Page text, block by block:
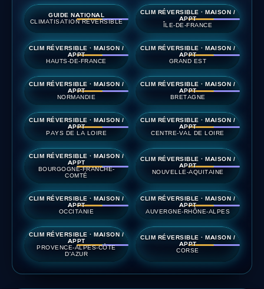
GUIDE NATIONAL
CLIMATISATION RÉVERSIBLE
CLIM RÉVERSIBLE · MAISON /
APPT
ÎLE-DE-FRANCE
CLIM RÉVERSIBLE · MAISON /
APPT
HAUTS-DE-FRANCE
CLIM RÉVERSIBLE · MAISON /
APPT
GRAND EST
CLIM RÉVERSIBLE · MAISON /
APPT
NORMANDIE
CLIM RÉVERSIBLE · MAISON /
APPT
BRETAGNE
CLIM RÉVERSIBLE · MAISON /
APPT
PAYS DE LA LOIRE
CLIM RÉVERSIBLE · MAISON /
APPT
CENTRE-VAL DE LOIRE
CLIM RÉVERSIBLE · MAISON /
APPT
BOURGOGNE-FRANCHE-
COMTÉ
CLIM RÉVERSIBLE · MAISON /
APPT
NOUVELLE-AQUITAINE
CLIM RÉVERSIBLE · MAISON /
APPT
OCCITANIE
CLIM RÉVERSIBLE · MAISON /
APPT
AUVERGNE-RHÔNE-ALPES
CLIM RÉVERSIBLE · MAISON /
APPT
PROVENCE-ALPES-CÔTE
D'AZUR
CLIM RÉVERSIBLE · MAISON /
APPT
CORSE